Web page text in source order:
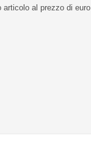
articolo al prezzo di euro